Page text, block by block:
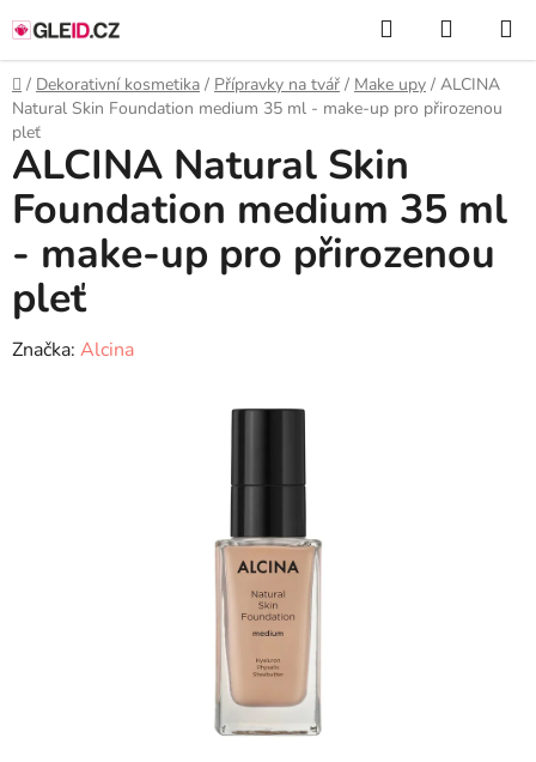
na
obsah
Hledat
KOŠÍK
Domů
/ Dekorativní kosmetika / Přípravky na tvář / Make upy / ALCINA
Natural Skin Foundation medium 35 ml - make-up pro přirozenou
pleť
ALCINA Natural Skin
Foundation medium 35 ml
- make-up pro přirozenou
pleť
Značka: Alcina